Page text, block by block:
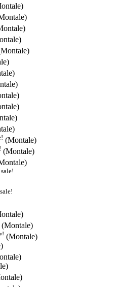
(Montale)
(Montale)
sale!
sale!
(Montale)
(Montale)